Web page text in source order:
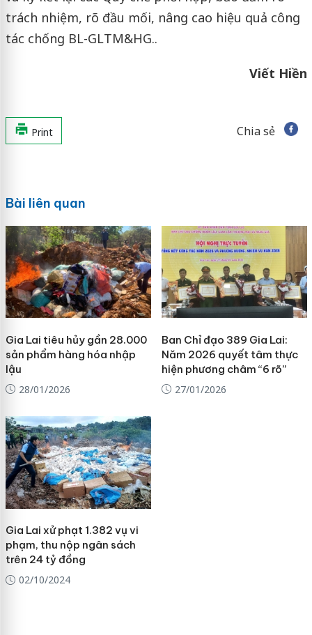
trách nhiệm, rõ đầu mối, nâng cao hiệu quả công
tác chống BL-GLTM&HG..
Viết Hiền
Print Chia sẻ
Bài liên quan
Gia Lai tiêu hủy gần 28.000
sản phẩm hàng hóa nhập
lậu
28/01/2026
Ban Chỉ đạo 389 Gia Lai:
Năm 2026 quyết tâm thực
hiện phương châm “6 rõ”
27/01/2026
Gia Lai xử phạt 1.382 vụ vi
phạm, thu nộp ngân sách
trên 24 tỷ đồng
02/10/2024